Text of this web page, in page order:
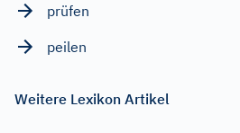
prüfen
peilen
Weitere Lexikon Artikel